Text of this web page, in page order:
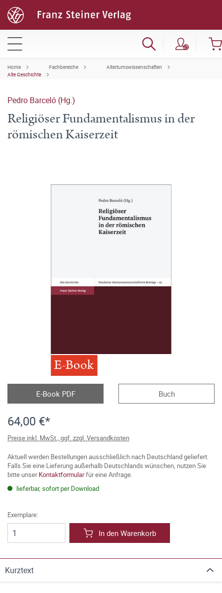
Home Fachbereiche
Altertumswissenschaften
Alte Geschichte
Pedro Barceló (Hg.)
Religiöser Fundamentalismus in der
römischen Kaiserzeit
E-Book
E-Book PDF Buch
64,00 €*
Preise inkl. MwSt., ggf. zzgl. Versandkosten
Aktuell werden Bestellungen ausschließlich nach Deutschland geliefert.
Falls Sie eine Lieferung außerhalb Deutschlands wünschen, nutzen Sie
bitte unserKontaktformularfür eine Anfrage.
lieferbar, sofort per Download
Exemplare:
In den Warenkorb
Kurztext